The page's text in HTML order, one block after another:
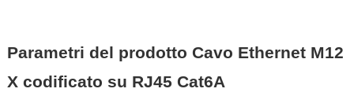
Parametri del prodotto Cavo Ethernet M12
X codificato su RJ45 Cat6A